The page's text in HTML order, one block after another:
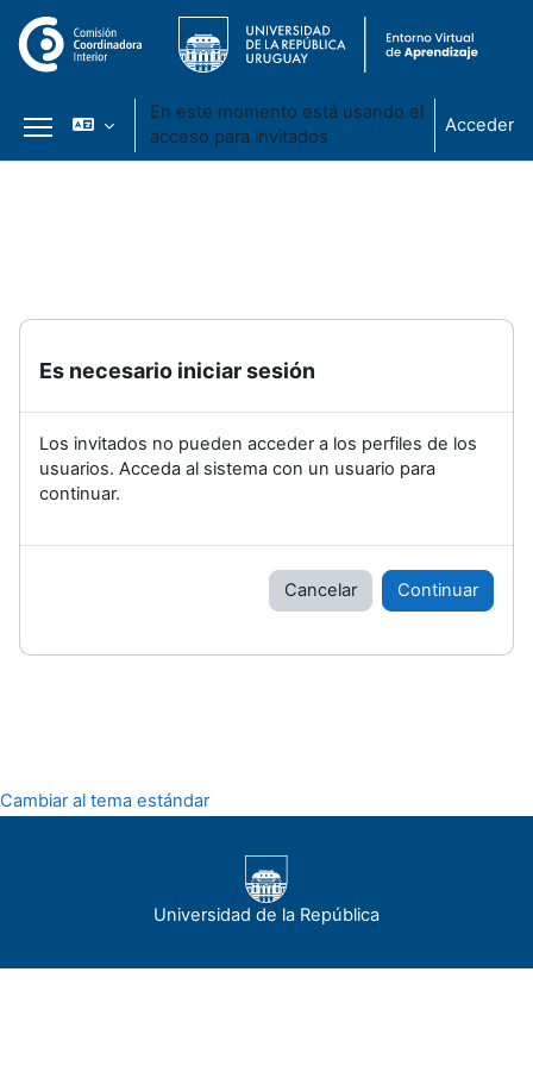
Panel lateral
En este momento está usando el
acceso para invitados
Acceder
Es necesario iniciar sesión
Los invitados no pueden acceder a los perfiles de los
usuarios. Acceda al sistema con un usuario para
continuar.
Cancelar Continuar
Cambiar al tema estándar
Universidad de la República